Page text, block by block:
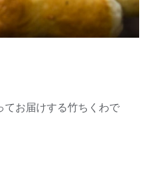
お届けする竹ちくわで